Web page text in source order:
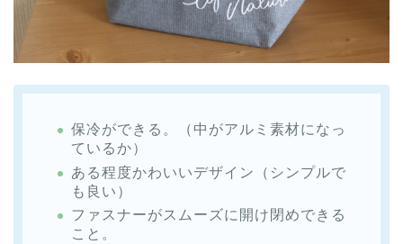
保冷ができる。（中がアルミ素材になっ
ているか）
ある程度かわいいデザイン（シンプルで
も良い）
ファスナーがスムーズに開け閉めできる
こと。